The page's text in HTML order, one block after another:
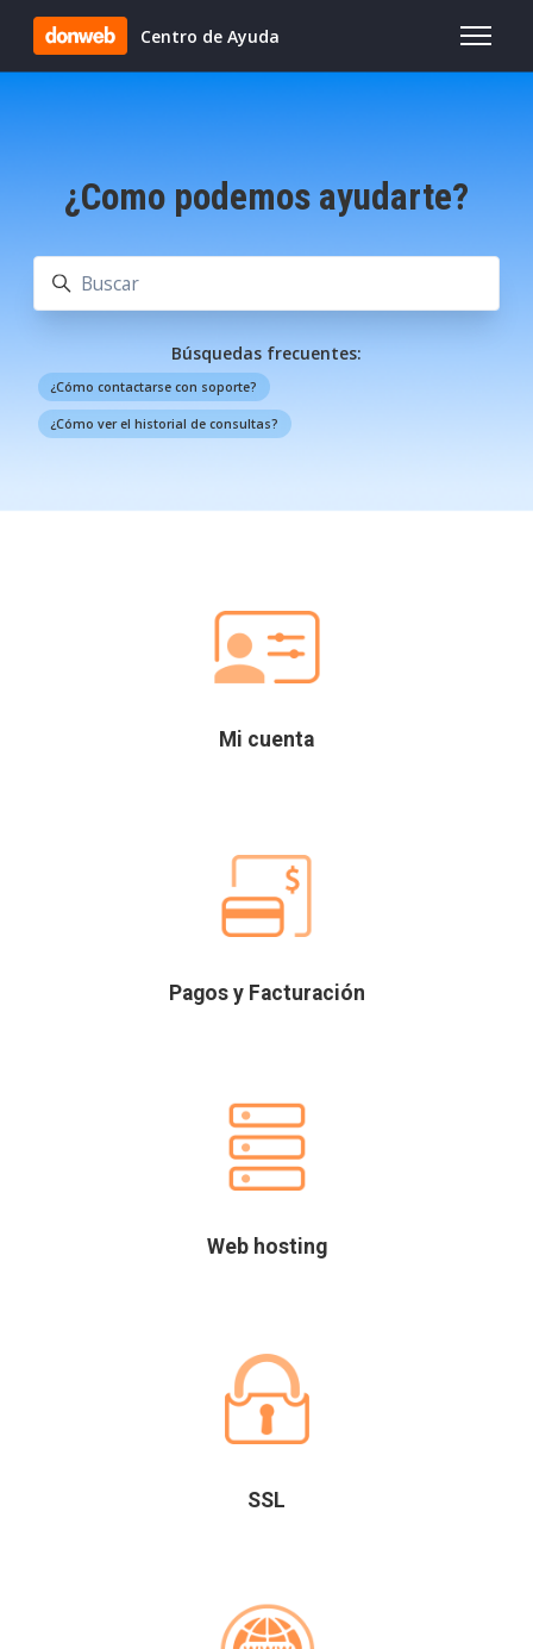
Saltar al contenido principal
Centro de Ayuda
Abrir/
¿Como podemos ayudarte?
Búsqueda
Búsquedas frecuentes:
¿Cómo contactarse con soporte?
¿Cómo ver el historial de consultas?
Mi cuenta
Pagos y Facturación
Web hosting
SSL